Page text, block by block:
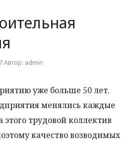
Городские события
Автор: admin
уже больше 50 лет.
менялись каждые
этого трудовой коллектив
качество возводимых